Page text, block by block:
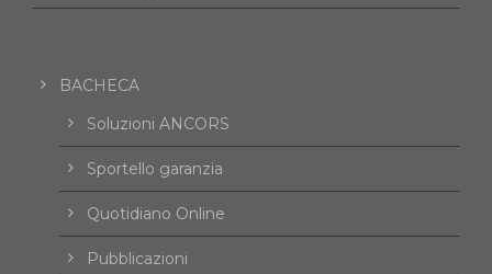
BACHECA
Soluzioni ANCORS
Sportello garanzia
Quotidiano Online
Pubblicazioni